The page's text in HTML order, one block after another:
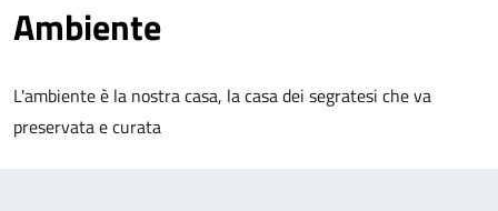
Ambiente
L'ambiente è la nostra casa, la casa dei segratesi che va
preservata e curata